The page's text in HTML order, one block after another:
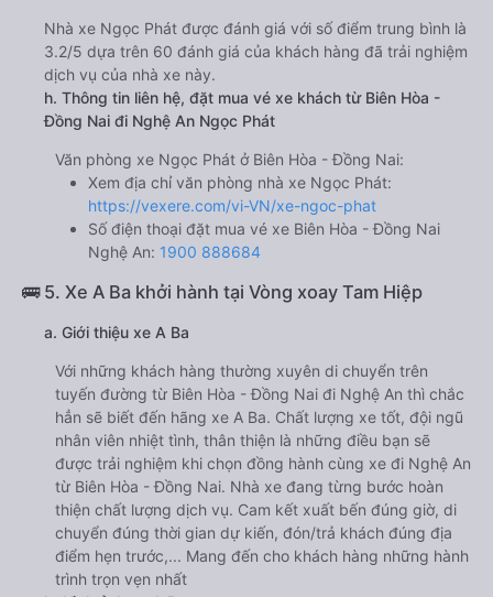
Nhà xe Ngọc Phát được đánh giá với số điểm trung bình là
3.2/5 dựa trên 60 đánh giá của khách hàng đã trải nghiệm
dịch vụ của nhà xe này.
h. Thông tin liên hệ, đặt mua vé xe khách từ Biên Hòa -
Đồng Nai đi Nghệ An Ngọc Phát
Văn phòng xe Ngọc Phát ở Biên Hòa - Đồng Nai:
Xem địa chỉ văn phòng nhà xe Ngọc Phát:
https://vexere.com/vi-VN/xe-ngoc-phat
Số điện thoại đặt mua vé xe Biên Hòa - Đồng Nai
Nghệ An: 1900 888684
🚌 5. Xe A Ba khởi hành tại Vòng xoay Tam Hiệp
a. Giới thiệu xe A Ba
Với những khách hàng thường xuyên di chuyển trên
tuyến đường từ Biên Hòa - Đồng Nai đi Nghệ An thì chắc
hẳn sẽ biết đến hãng xe A Ba. Chất lượng xe tốt, đội ngũ
nhân viên nhiệt tình, thân thiện là những điều bạn sẽ
được trải nghiệm khi chọn đồng hành cùng xe đi Nghệ An
từ Biên Hòa - Đồng Nai. Nhà xe đang từng bước hoàn
thiện chất lượng dịch vụ. Cam kết xuất bến đúng giờ, di
chuyển đúng thời gian dự kiến, đón/trả khách đúng địa
điểm hẹn trước,... Mang đến cho khách hàng những hành
trình trọn vẹn nhất